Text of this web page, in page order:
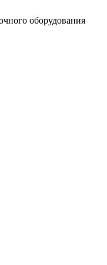
оборудования